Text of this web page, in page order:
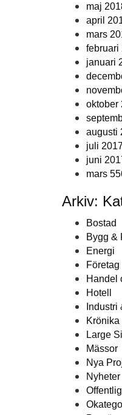
maj
april
mars
februari
januari
oktober
augusti
juli
juni
mars
Arkiv:
Bostad
Bygg &
Energi
Handel
Hotell
Krönika
Large
Mässor
Nya
Nyheter